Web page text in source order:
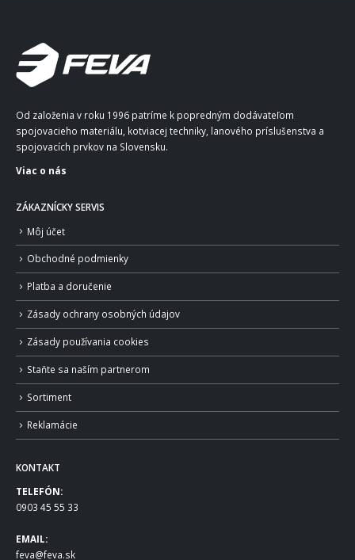
Od založenia v roku 1996 patríme k popredným dodávateľom
spojovacieho materiálu, kotviacej techniky, lanového príslušenstva a
spojovacích prvkov na Slovensku.
Viac o nás
ZÁKAZNÍCKY SERVIS
Môj účet
Obchodné podmienky
Platba a doručenie
Zásady ochrany osobných údajov
Zásady používania cookies
Staňte sa naším partnerom
Sortiment
Reklamácie
KONTAKT
TELEFÓN:
0903 45 55 33
EMAIL:
feva@feva.sk